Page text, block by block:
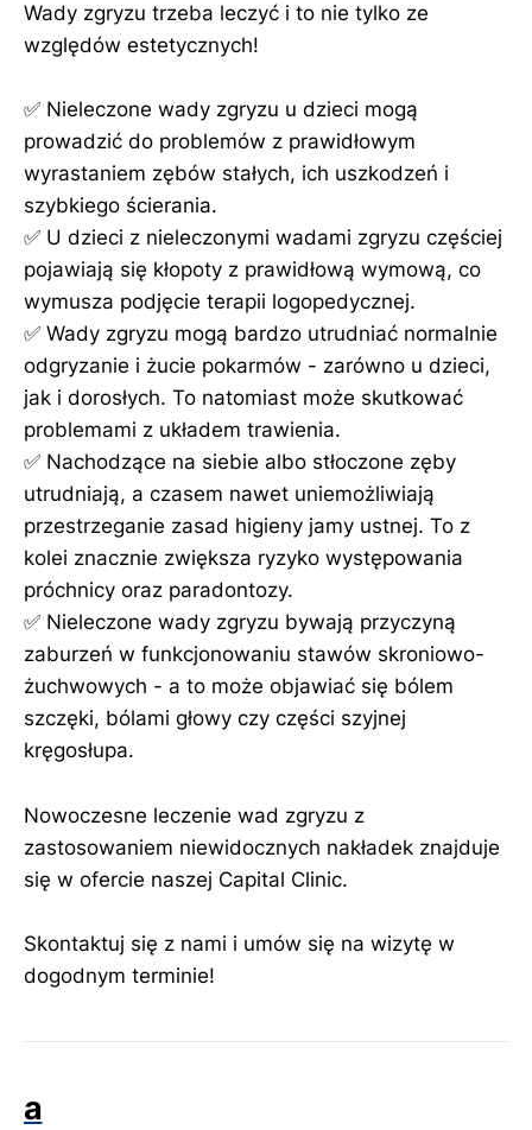
Wady zgryzu trzeba leczyć i to nie tylko ze
względów estetycznych!
✅ Nieleczone wady zgryzu u dzieci mogą
prowadzić do problemów z prawidłowym
wyrastaniem zębów stałych, ich uszkodzeń i
szybkiego ścierania.
✅ U dzieci z nieleczonymi wadami zgryzu częściej
pojawiają się kłopoty z prawidłową wymową, co
wymusza podjęcie terapii logopedycznej.
✅ Wady zgryzu mogą bardzo utrudniać normalnie
odgryzanie i żucie pokarmów - zarówno u dzieci,
jak i dorosłych. To natomiast może skutkować
problemami z układem trawienia.
✅ Nachodzące na siebie albo stłoczone zęby
utrudniają, a czasem nawet uniemożliwiają
przestrzeganie zasad higieny jamy ustnej. To z
kolei znacznie zwiększa ryzyko występowania
próchnicy oraz paradontozy.
✅ Nieleczone wady zgryzu bywają przyczyną
zaburzeń w funkcjonowaniu stawów skroniowo-
żuchwowych - a to może objawiać się bólem
szczęki, bólami głowy czy części szyjnej
kręgosłupa.
Nowoczesne leczenie wad zgryzu z
zastosowaniem niewidocznych nakładek znajduje
się w ofercie naszej Capital Clinic.
Skontaktuj się z nami i umów się na wizytę w
dogodnym terminie!
a